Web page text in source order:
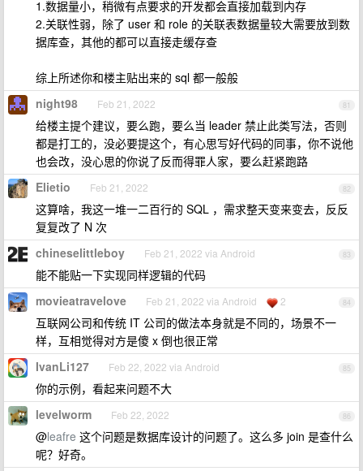
1.数据量小，稍微有点要求的开发都会直接加载到内存
2.关联性弱，除了 user 和 role 的关联表数据量较大需要放到数
据库查，其他的都可以直接走缓存查
综上所述你和楼主贴出来的 sql 都一般般
81
night98 Feb 21, 2022
给楼主提个建议，要么跑，要么当 leader 禁止此类写法，否则
都是打工的，没必要提这个，有心思写好代码的同事，你不说他
也会改，没心思的你说了反而得罪人家，要么赶紧跑路
82
Elietio Feb 21, 2022
这算啥，我这一堆一二百行的 SQL ，需求整天变来变去，反反
复复改了 N 次
83
chineselittleboy Feb 21, 2022 via Android
能不能贴一下实现同样逻辑的代码
84
movieatravelove Feb 21, 2022 via Android 2
互联网公司和传统 IT 公司的做法本身就是不同的，场景不一
样，互相觉得对方是傻 x 倒也很正常
85
IvanLi127 Feb 22, 2022 via Android
你的示例，看起来问题不大
86
levelworm Feb 22, 2022
@leafre 这个问题是数据库设计的问题了。这么多 join 是查什么
呢？好奇。